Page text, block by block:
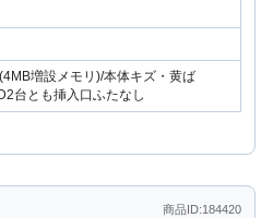
増設メモリ)/本体キズ・黄ば
台とも挿入口ふたなし
商品ID:184420